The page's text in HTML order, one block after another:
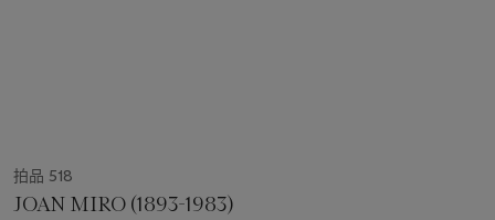
拍品 518
JOAN MIRO (1893-1983)